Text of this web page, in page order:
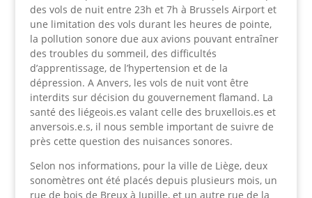
des vols de nuit entre 23h et 7h à Brussels Airport et
une limitation des vols durant les heures de pointe,
la pollution sonore due aux avions pouvant entraîner
des troubles du sommeil, des difficultés
d’apprentissage, de l’hypertension et de la
dépression. A Anvers, les vols de nuit vont être
interdits sur décision du gouvernement flamand. La
santé des liégeois.es valant celle des bruxellois.es et
anversois.e.s, il nous semble important de suivre de
près cette question des nuisances sonores.
Selon nos informations, pour la ville de Liège, deux
sonomètres ont été placés depuis plusieurs mois, un
rue de bois de Breux à Jupille, et un autre rue de la